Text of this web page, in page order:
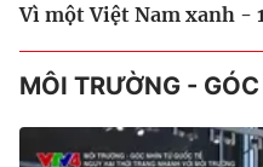
Vì một Việt Nam xanh -
MÔI TRƯỜNG -